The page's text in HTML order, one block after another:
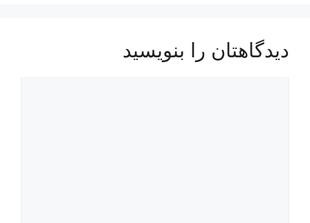
دیدگاهتان را بنویسید